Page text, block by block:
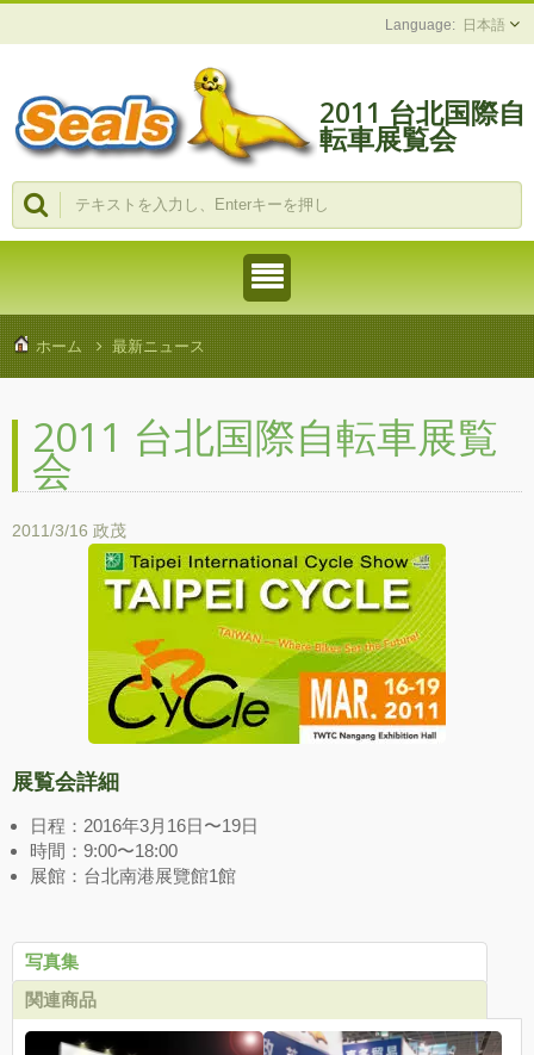
日本語
2011 台北国際自
転車展覧会
ホーム 最新ニュース
2011 台北国際自転車展覧
会
2011/3/16 政茂
展覧会詳細
日程：2016年3月16日〜19日
時間：9:00〜18:00
展館：台北南港展覽館1館
写真集
関連商品